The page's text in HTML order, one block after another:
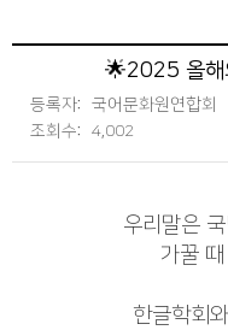
🌟2025 올해
등록자: 국어문화원연합회
조회수:
4,002
우리말은
가꿀
한글학회